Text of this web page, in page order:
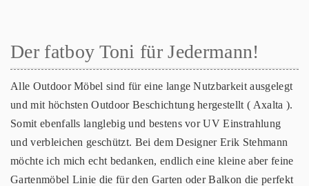
Der fatboy Toni für Jedermann!
Alle Outdoor Möbel sind für eine lange Nutzbarkeit ausgelegt
und mit höchsten Outdoor Beschichtung hergestellt ( Axalta ).
Somit ebenfalls langlebig und bestens vor UV Einstrahlung
und verbleichen geschützt. Bei dem Designer Erik Stehmann
möchte ich mich echt bedanken, endlich eine kleine aber feine
Gartenmöbel Linie die für den Garten oder Balkon die perfekt